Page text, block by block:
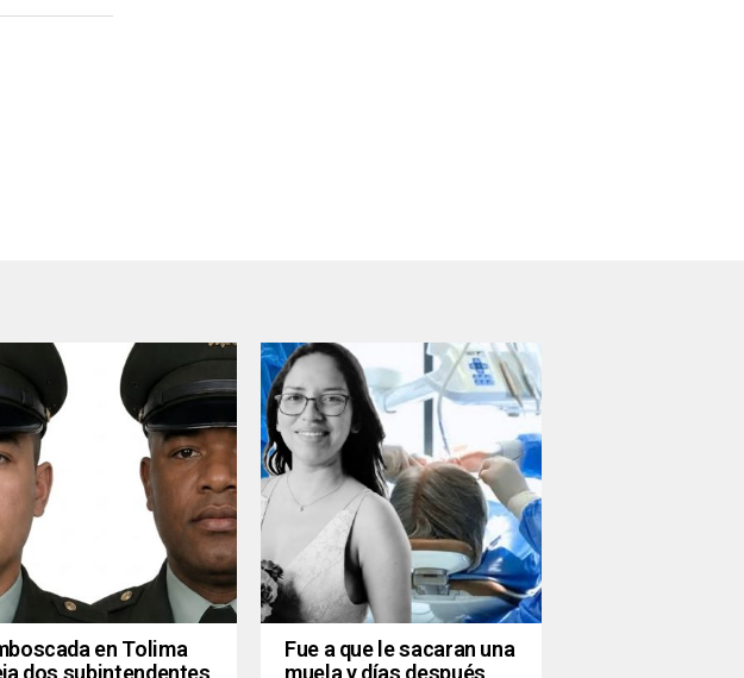
en Tolima
dos subintendentes
Fue a que le sacaran una
muela y días después